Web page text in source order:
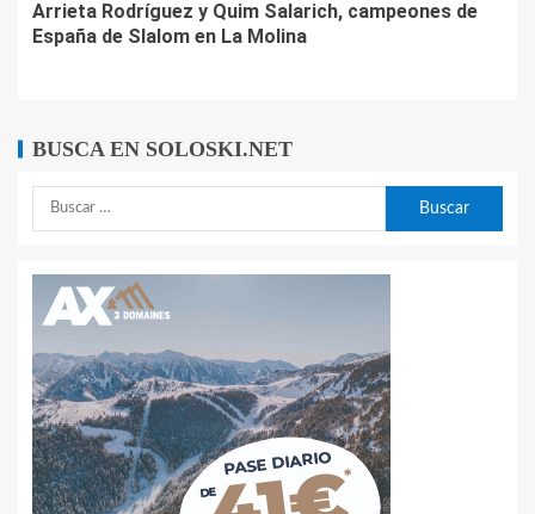
Arrieta Rodríguez y Quim Salarich, campeones de
España de Slalom en La Molina
BUSCA EN SOLOSKI.NET